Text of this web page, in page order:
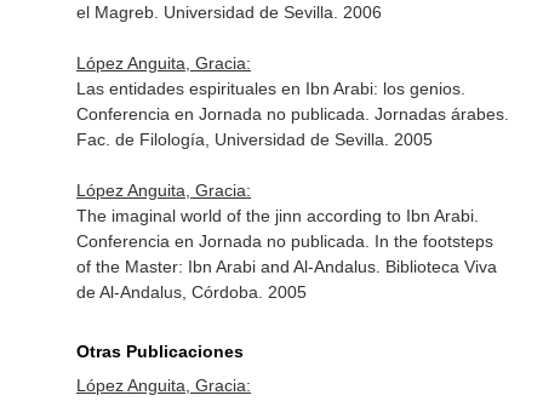
el Magreb. Universidad de Sevilla. 2006
López Anguita, Gracia:
Las entidades espirituales en Ibn Arabi: los genios.
Conferencia en Jornada no publicada. Jornadas árabes.
Fac. de Filología, Universidad de Sevilla. 2005
López Anguita, Gracia:
The imaginal world of the jinn according to Ibn Arabi.
Conferencia en Jornada no publicada. In the footsteps
of the Master: Ibn Arabi and Al-Andalus. Biblioteca Viva
de Al-Andalus, Córdoba. 2005
Otras Publicaciones
López Anguita, Gracia: